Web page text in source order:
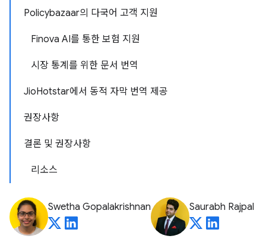
Policybazaar의 다국어 고객 지원
Finova AI를 통한 보험 지원
시장 통계를 위한 문서 번역
JioHotstar에서 동적 자막 번역 제공
권장사항
결론 및 권장사항
리소스
Swetha Gopalakrishnan Saurabh Rajpal